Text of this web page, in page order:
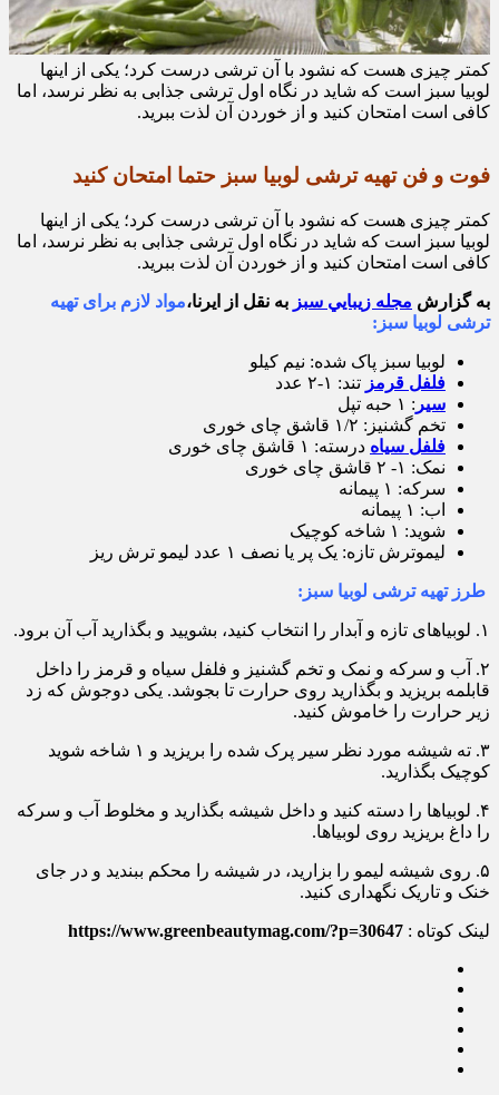
کمتر چیزی هست که نشود با آن ترشی درست کرد؛ یکی از اینها
لوبیا سبز است که شاید در نگاه اول ترشی جذابی به نظر نرسد، اما
کافی است امتحان کنید و از خوردن آن لذت ببرید.
فوت و فن تهیه ترشی لوبیا سبز حتما امتحان کنید
کمتر چیزی هست که نشود با آن ترشی درست کرد؛ یکی از اینها
لوبیا سبز است که شاید در نگاه اول ترشی جذابی به نظر نرسد، اما
کافی است امتحان کنید و از خوردن آن لذت ببرید.
به گزارش مجله زيبايي سبز به نقل از ايرنا،مواد لازم برای تهیه
ترشی لوبیا سبز:
لوبیا سبز پاک شده: نیم کیلو
فلفل قرمز تند: ۱-۲ عدد
سیر : ۱ حبه تپل
تخم گشنیز: ۱/۲ قاشق چای خوری
فلفل سیاه درسته: ۱ قاشق چای خوری
نمک: ۱- ۲ قاشق چای خوری
سرکه: ۱ پیمانه
اب: ۱ پیمانه
شوید: ۱ شاخه کوچیک
لیموترش تازه: یک پر یا نصف ۱ عدد لیمو ترش ریز
طرز تهیه ترشی لوبیا سبز:
۱. لوبیاهای تازه و آبدار را انتخاب کنید، بشویید و بگذارید آب آن برود.
۲. آب و سرکه و نمک و تخم گشنیز و فلفل سیاه و قرمز را داخل
قابلمه بریزید و بگذارید روی حرارت تا بجوشد. یکی دوجوش که زد
زیر حرارت را خاموش کنید.
۳. ته شیشه مورد نظر سیر پرک شده را بریزید و ۱ شاخه شوید
کوچیک بگذارید.
۴. لوبیاها را دسته کنید و داخل شیشه بگذارید و مخلوط آب و سرکه
را داغ بریزید روی لوبیاها.
۵. روی شیشه لیمو را بزارید، در شیشه را محکم ببندید و در جای
خنک و تاریک نگهداری کنید.
لینک کوتاه : https://www.greenbeautymag.com/?p=30647